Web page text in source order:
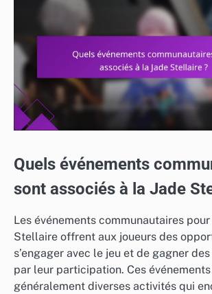
Quels événements
sont associés à la Jade
Les événements communautaires pour
Stellaire offrent aux joueurs des
s’engager avec le jeu et de gagner
par leur participation. Ces
généralement diverses activités qui